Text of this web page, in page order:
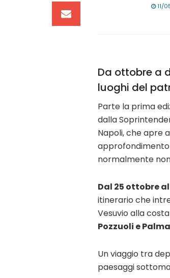
11/
Da ottobre a
luoghi del
Parte la prima
dalla
Napoli, che apre
approfondimento
normalmente
Dal 25 ottobre
itinerario che
Vesuvio alla
Pozzuoli e
Un viaggio tra
paesaggi